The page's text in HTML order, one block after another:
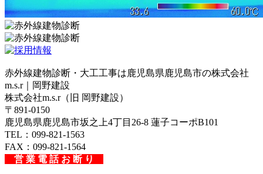
赤外線建物診断・大工工事は鹿児島県鹿児島市の株式会社
m.s.r｜岡野建設
株式会社m.s.r（旧 岡野建設）
〒891-0150
鹿児島県鹿児島市坂之上4丁目26-8 蓮子コーポB101
TEL：099-821-1563
FAX：099-821-1564
営 業 電 話 お 断 り